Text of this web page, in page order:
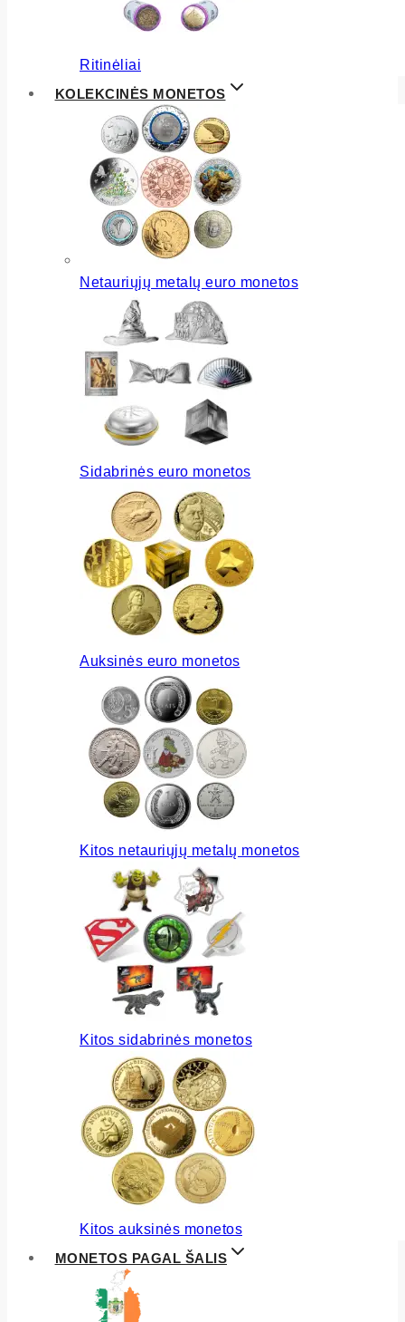
Ritinėliai
KOLEKCINĖS MONETOS
Netauriųjų metalų euro monetos
Sidabrinės euro monetos
Auksinės euro monetos
Kitos netauriųjų metalų monetos
Kitos sidabrinės monetos
Kitos auksinės monetos
MONETOS PAGAL ŠALIS